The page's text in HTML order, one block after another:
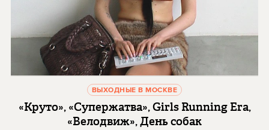
ВЫХОДНЫЕ В МОСКВЕ
«Круто», «Супержатва», Girls Running Era,
«Велодвиж», День собак